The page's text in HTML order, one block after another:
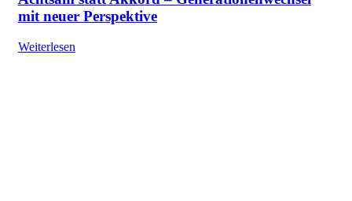
mit neuer Perspektive
Weiterlesen